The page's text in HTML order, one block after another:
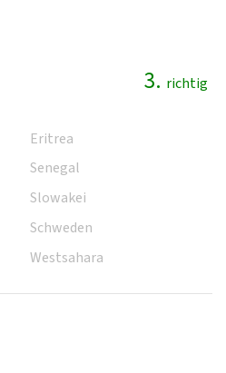
3. richtig
Eritrea
Senegal
Slowakei
Schweden
Westsahara